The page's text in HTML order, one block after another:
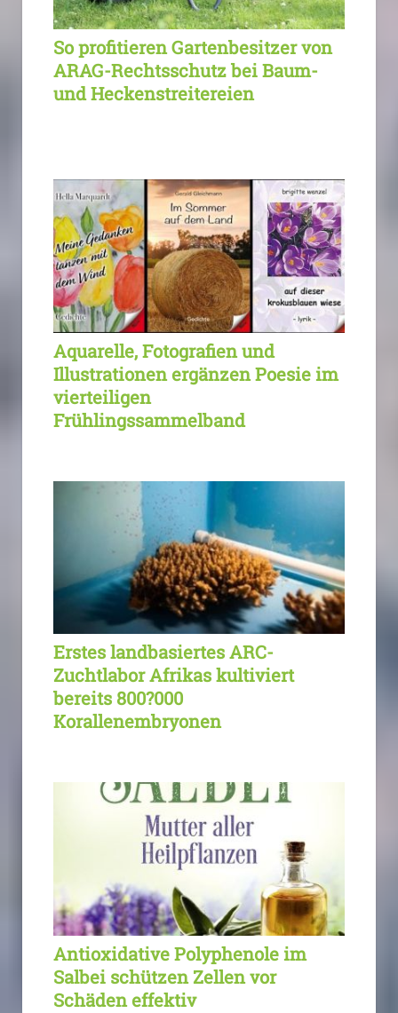
So profitieren Gartenbesitzer von
ARAG-Rechtsschutz bei Baum-
und Heckenstreitereien
Aquarelle, Fotografien und
Illustrationen ergänzen Poesie im
vierteiligen
Frühlingssammelband
Erstes landbasiertes ARC-
Zuchtlabor Afrikas kultiviert
bereits 800?000
Korallenembryonen
Antioxidative Polyphenole im
Salbei schützen Zellen vor
Schäden effektiv